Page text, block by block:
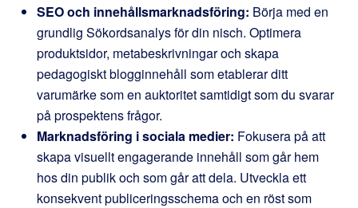
SEO och innehållsmarknadsföring: Börja med en
grundlig Sökordsanalys för din nisch. Optimera
produktsidor, metabeskrivningar och skapa
pedagogiskt blogginnehåll som etablerar ditt
varumärke som en auktoritet samtidigt som du svarar
på prospektens frågor.
Marknadsföring i sociala medier: Fokusera på att
skapa visuellt engagerande innehåll som går hem
hos din publik och som går att dela. Utveckla ett
konsekvent publiceringsschema och en röst som